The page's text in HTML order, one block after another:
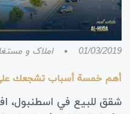
01/03/2019 املاک و
أهم خمسة أسباب تشجعك على
شقق للبيع في اسطنبول،